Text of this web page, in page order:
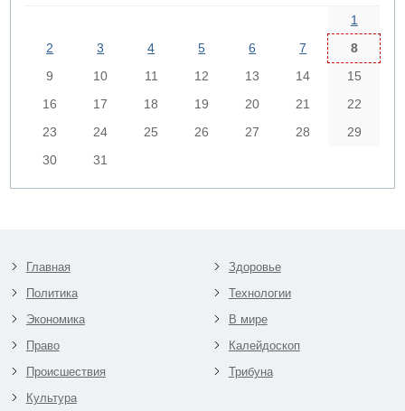
1
2
3 4 5 6 7
8
9
10 11 12 13 14
15
16
17 18 19 20 21
22
23
24 25 26 27 28
29
30
31
Главная
Политика
Экономика
Право
Происшествия
Культура
Здоровье
Технологии
В мире
Калейдоскоп
Трибуна